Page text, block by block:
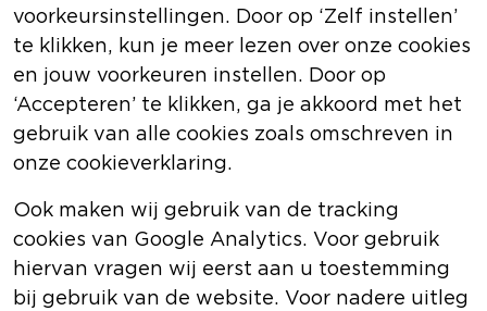
voorkeursinstellingen. Door op ‘Zelf instellen’
te klikken, kun je meer lezen over onze cookies
en jouw voorkeuren instellen. Door op
‘Accepteren’ te klikken, ga je akkoord met het
gebruik van alle cookies zoals omschreven in
onze cookieverklaring.
Ook maken wij gebruik van de tracking
cookies van Google Analytics. Voor gebruik
hiervan vragen wij eerst aan u toestemming
bij gebruik van de website. Voor nadere uitleg